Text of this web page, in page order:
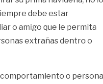
debe estar
o amigo que le permita
extrañas dentro o
o persona